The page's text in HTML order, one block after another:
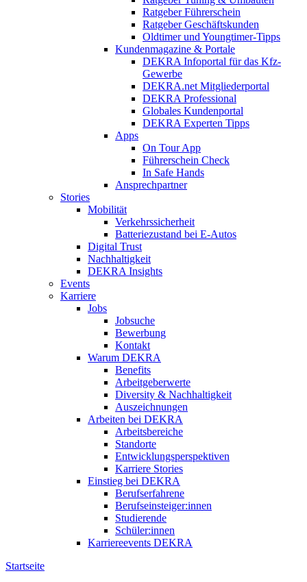
Ratgeber Führerschein
Ratgeber Geschäftskunden
Oldtimer und Youngtimer-Tipps
Kundenmagazine & Portale
DEKRA Infoportal für das Kfz-
Gewerbe
DEKRA.net Mitgliederportal
DEKRA Professional
Globales Kundenportal
DEKRA Experten Tipps
Apps
On Tour App
Führerschein Check
In Safe Hands
Ansprechpartner
Stories
Mobilität
Verkehrssicherheit
Batteriezustand bei E-Autos
Digital Trust
Nachhaltigkeit
DEKRA Insights
Events
Karriere
Jobs
Jobsuche
Bewerbung
Kontakt
Warum DEKRA
Benefits
Arbeitgeberwerte
Diversity & Nachhaltigkeit
Auszeichnungen
Arbeiten bei DEKRA
Arbeitsbereiche
Standorte
Entwicklungsperspektiven
Karriere Stories
Einstieg bei DEKRA
Berufserfahrene
Berufseinsteiger:innen
Studierende
Schüler:innen
Karriereevents DEKRA
Startseite